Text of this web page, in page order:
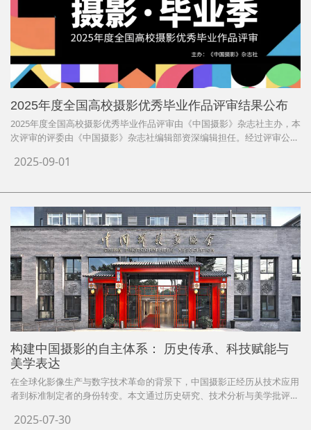
2025年度全国高校摄影优秀毕业作品评审结果公布
2025年度全国高校摄影优秀毕业作品评审由《中国摄影》杂志社主办，本
次评审的评委由《中国摄影》杂志社编辑部资深编辑担任。经过评审公
公布如下：
2025-09-01
构建中国摄影的自主体系： 历史传承、科技赋能与
美学表达
在全球化影像生产与数字技术革命的背景下，中国摄影正经历从技术应用
者到标准制定者的身份转变。本文通过历史研究、技术分析与美学批评的
时代的技术领先优势为体系创新提供了物质基础，科技与艺术的深度耦合
2025-07-30